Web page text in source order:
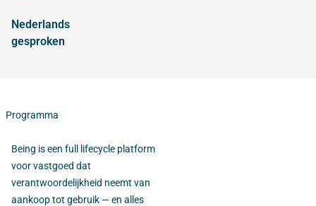
Nederlands
gesproken
Programma
Being is een full lifecycle platform
voor vastgoed dat
verantwoordelijkheid neemt van
aankoop tot gebruik — en alles